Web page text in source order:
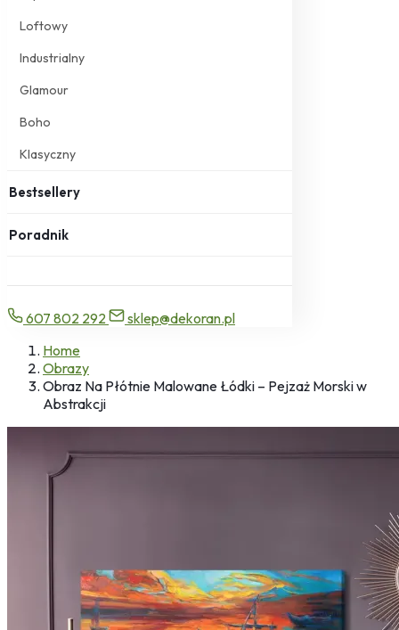
Loftowy
Industrialny
Glamour
Boho
Klasyczny
Bestsellery
Poradnik
607 802 292
sklep@dekoran.pl
Home
Obrazy
Obraz Na Płótnie Malowane Łódki – Pejzaż Morski w
Abstrakcji